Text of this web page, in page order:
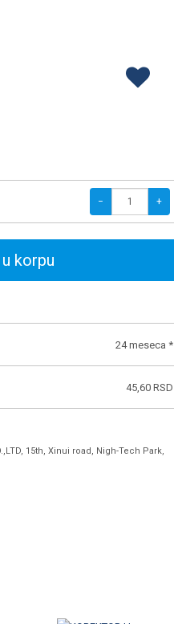
− +
korpu
24 meseca *
45,60 RSD
15th, Xinui road, Nigh-Tech Park,